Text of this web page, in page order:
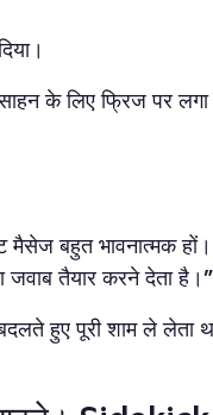
के लिए फ्रिज पर लगा
बहुत भावनात्मक
तैयार करने देता है।”
हुए पूरी शाम ले लेता